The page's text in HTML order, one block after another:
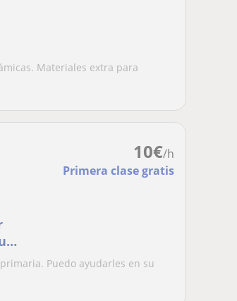
Materiales extra para
10€/h
Primera clase gratis
los
y
Puedo ayudarles en su